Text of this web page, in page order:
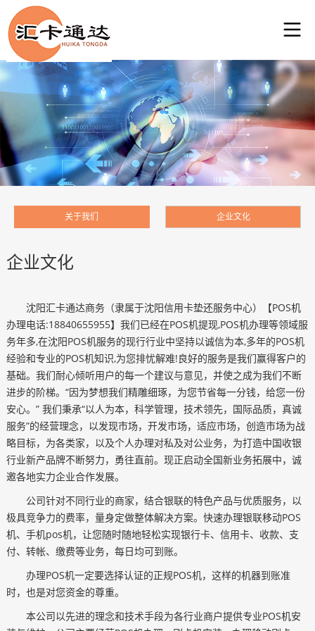
关于我们 企业文化
企业文化
沈阳汇卡通达商务（隶属于沈阳信用卡垫还服务中心）【POS机
办理电话:18840655955】我们已经在POS机提现,POS机办理等领域服
务年多,在沈阳POS机服务的现行行业中坚持以诚信为本,多年的POS机
经验和专业的POS机知识,为您排忧解难!良好的服务是我们赢得客户的
基础。我们耐心倾听用户的每一个建议与意见，并使之成为我们不断
进步的阶梯。“因为梦想我们精雕细琢，为您节省每一分钱，给您一份
安心。” 我们秉承“以人为本，科学管理，技术领先，国际品质，真诚
服务”的经营理念，以发现市场，开发市场，适应市场，创造市场为战
略目标，为各类家，以及个人办理对私及对公业务，为打造中国收银
行业新产品牌不断努力，勇往直前。现正启动全国新业务拓展中，诚
邀各地实力企业合作发展。
公司针对不同行业的商家，结合银联的特色产品与优质服务，以
极具竞争力的费率，量身定做整体解决方案。快速办理银联移动POS
机、手机pos机，让您随时随地轻松实现银行卡、信用卡、收款、支
付、转帐、缴费等业务，每日均可到账。
办理POS机一定要选择认证的正规POS机，这样的机器到账准
时，也是对您资金的尊重。
本公司以先进的理念和技术手段为各行业商户提供专业POS机安